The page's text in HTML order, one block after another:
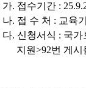
가. 접수기간 :
나. 접 수 처 : 교육
다. 신청서식 : 국가
지원>92번 게시